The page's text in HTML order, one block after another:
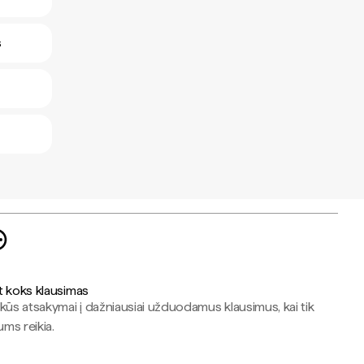
koks klausimas
atsakymai į dažniausiai užduodamus klausimus, kai tik
reikia.